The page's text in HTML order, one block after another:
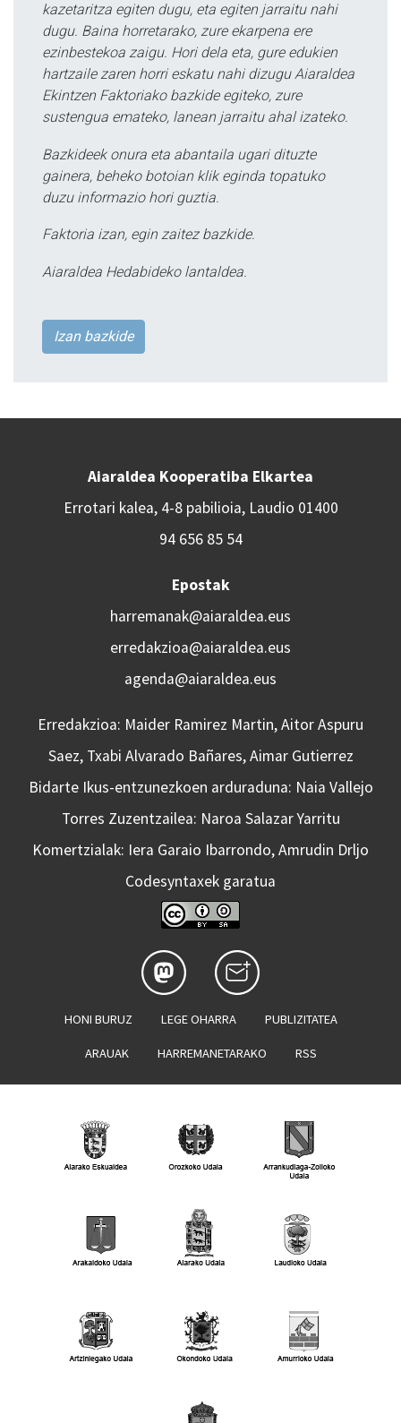
kazetaritza egiten dugu, eta egiten jarraitu nahi
dugu. Baina horretarako, zure ekarpena ere
ezinbestekoa zaigu. Hori dela eta, gure edukien
hartzaile zaren horri eskatu nahi dizugu Aiaraldea
Ekintzen Faktoriako bazkide egiteko, zure
sustengua emateko, lanean jarraitu ahal izateko.
Bazkideek onura eta abantaila ugari dituzte
gainera, beheko botoian klik eginda topatuko
duzu informazio hori guztia.
Faktoria izan, egin zaitez bazkide.
Aiaraldea Hedabideko lantaldea.
Izan bazkide
Aiaraldea Kooperatiba Elkartea
Errotari kalea, 4-8 pabilioia, Laudio 01400
94 656 85 54
Epostak
harremanak@aiaraldea.eus
erredakzioa@aiaraldea.eus
agenda@aiaraldea.eus
Erredakzioa: Maider Ramirez Martin, Aitor Aspuru
Saez, Txabi Alvarado Bañares, Aimar Gutierrez
Bidarte Ikus-entzunezkoen arduraduna: Naia Vallejo
Torres Zuzentzailea: Naroa Salazar Yarritu
Komertzialak: Iera Garaio Ibarrondo, Amrudin Drljo
Codesyntaxek garatua
HONI BURUZ LEGE OHARRA PUBLIZITATEA
ARAUAK HARREMANETARAKO RSS